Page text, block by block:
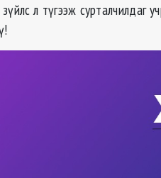
л түгээж сурталчилдаг